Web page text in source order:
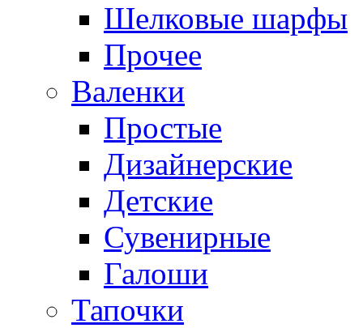
Шелковые шарфы
Прочее
Валенки
Простые
Дизайнерские
Детские
Сувенирные
Галоши
Тапочки